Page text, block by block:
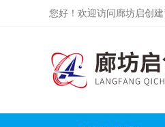
您好！欢迎访问廊坊启创